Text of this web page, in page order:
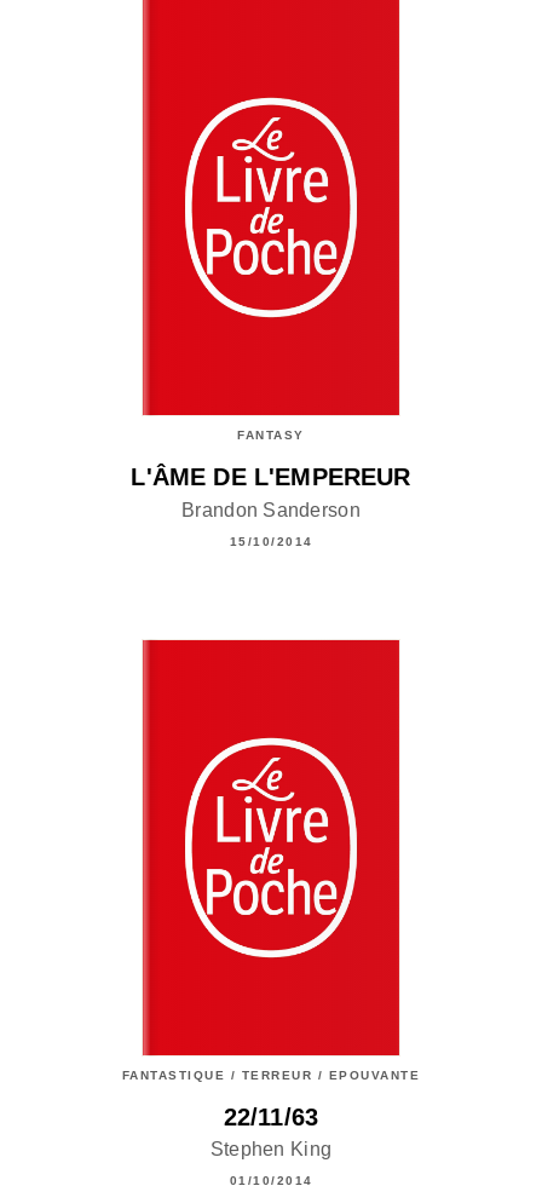
FANTASY
L'ÂME DE L'EMPEREUR
Brandon Sanderson
15/10/2014
FANTASTIQUE / TERREUR / EPOUVANTE
22/11/63
Stephen King
01/10/2014